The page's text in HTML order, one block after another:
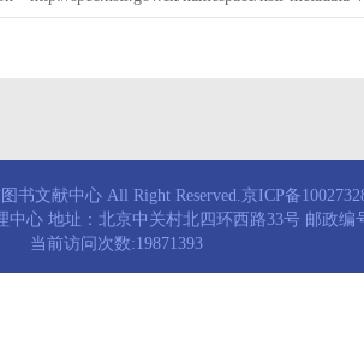
书文献中心 All Right Reserved.京ICP备
心 地址：北京中关村北四环西路33号 邮政编
当前访问次数:19871393